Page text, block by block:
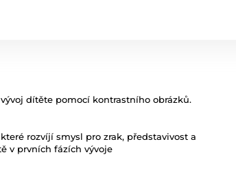
dítěte pomocí kontrastního obrázků.
rozvíjí smysl pro zrak, představivost a
v prvních fázích vývoje